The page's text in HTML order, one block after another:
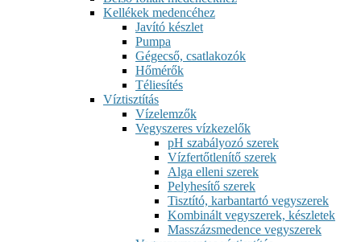
Kellékek medencéhez
Javító készlet
Pumpa
Gégecső, csatlakozók
Hőmérők
Téliesítés
Víztisztítás
Vízelemzők
Vegyszeres vízkezelők
pH szabályozó szerek
Vízfertőtlenítő szerek
Alga elleni szerek
Pelyhesítő szerek
Tisztító, karbantartó vegyszerek
Kombinált vegyszerek, készletek
Masszázsmedence vegyszerek